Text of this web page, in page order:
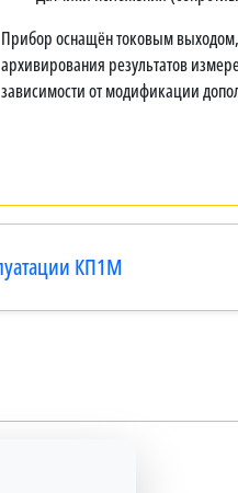
Прибор оснащён токовым
архивирования результатов
зависимости от модификации
КП1М